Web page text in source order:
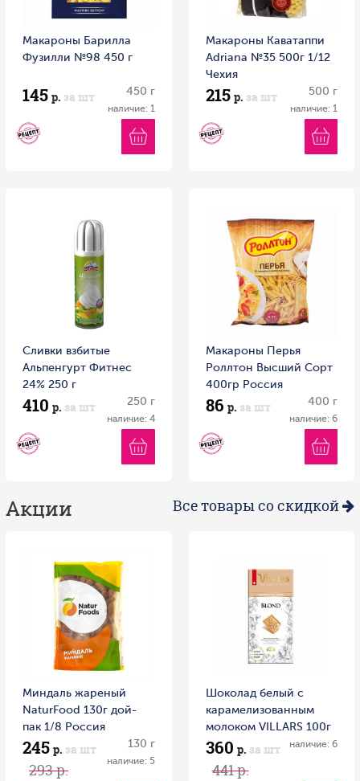
Макароны Барилла
Фузилли №98 450 г
145 р. за шт 450 г
наличие: 1
Макароны Каватаппи
Adriana №35 500г 1/12
Чехия
215 р. за шт 500 г
наличие: 1
Сливки взбитые
Альпенгурт Фитнес
24% 250 г
410 р. за шт 250 г
наличие: 4
Макароны Перья
Роллтон Высший Сорт
400гр Россия
86 р. за шт 400 г
наличие: 6
Акции Все товары со скидкой
Миндаль жареный
NaturFood 130г дой-
пак 1/8 Россия
245 р. за шт
293 р.
130 г
наличие: 5
Шоколад белый с
карамелизованным
молоком VILLARS 100г
1/16 Швейцария
360 р. за шт
441 р.
наличие: 6